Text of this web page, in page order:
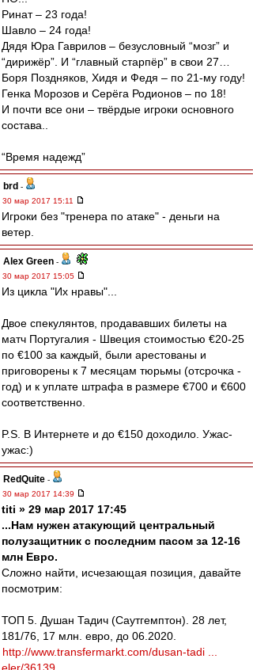
Ринат – 23 года!
Шавло – 24 года!
Дядя Юра Гаврилов – безусловный “мозг” и
“дирижёр”. И “главный cтарпёр” в свои 27…
Боря Поздняков, Хидя и Федя – по 21-му году!
Генка Морозов и Серёга Родионов – по 18!
И почти все они – твёрдые игроки основного
состава..
“Время надежд”
brd -
30 мар 2017 15:11
Игроки без "тренера по атаке" - деньги на
ветер.
Alex Green -
30 мар 2017 15:05
Из цикла "Их нравы"...
Двое спекулянтов, продававших билеты на
матч Португалия - Швеция стоимостью €20-25
по €100 за каждый, были арестованы и
приговорены к 7 месяцам тюрьмы (отсрочка -
год) и к уплате штрафа в размере €700 и €600
соответственно.
P.S. В Интернете и до €150 доходило. Ужас-
ужас:)
RedQuite -
30 мар 2017 14:39
titi » 29 мар 2017 17:45
...Нам нужен атакующий центральный
полузащитник с последним пасом за 12-16
млн Евро.
Сложно найти, исчезающая позиция, давайте
посмотрим:
ТОП 5. Душан Тадич (Саутгемптон). 28 лет,
181/76, 17 млн. евро, до 06.2020.
http://www.transfermarkt.com/dusan-tadi ...